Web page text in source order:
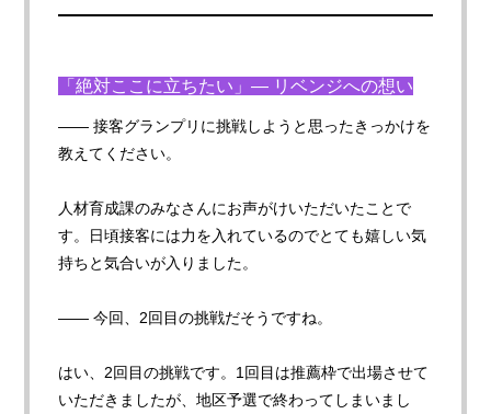
「絶対ここに立ちたい」— リベンジへの想い
—— 接客グランプリに挑戦しようと思ったきっかけを
教えてください。
人材育成課のみなさんにお声がけいただいたことで
す。日頃接客には力を入れているのでとても嬉しい気
持ちと気合いが入りました。
—— 今回、2回目の挑戦だそうですね。
はい、2回目の挑戦です。1回目は推薦枠で出場させて
いただきましたが、地区予選で終わってしまいまし